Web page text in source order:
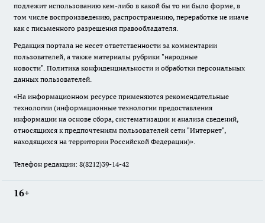
подлежит использованию кем-либо в какой бы то ни было форме, в
том числе воспроизведению, распространению, переработке не иначе
как с письменного разрешения правообладателя.
Редакция портала не несет ответственности за комментарии
пользователей, а также материалы рубрики "народные
новости". Политика конфиденциальности и обработки персональных
данных пользователей.
«На информационном ресурсе применяются рекомендательные
технологии (информационные технологии предоставления
информации на основе сбора, систематизации и анализа сведений,
относящихся к предпочтениям пользователей сети "Интернет",
находящихся на территории Российской Федерации)».
Телефон редакции: 8(8212)39-14-42
16+